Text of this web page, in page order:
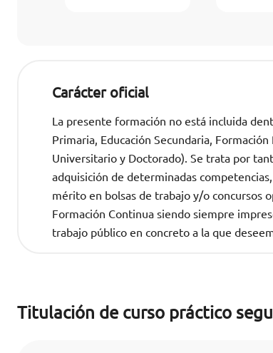
Carácter oficial
La presente formación no está incluida
Primaria, Educación Secundaria,
Universitario y Doctorado). Se trata por
adquisición de determinadas
mérito en bolsas de trabajo y/o concursos
Formación Continua siendo siempre
trabajo público en concreto a la que
Titulación de curso práctico